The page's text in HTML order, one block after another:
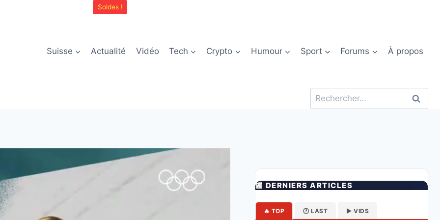
Soldes !
Suisse Actualité Vidéo Tech Crypto Humour Sport Forums À propos
Rechercher :
📰 DERNIERS ARTICLES
🔥 TOP 🕐 LAST ▶️ VIDS